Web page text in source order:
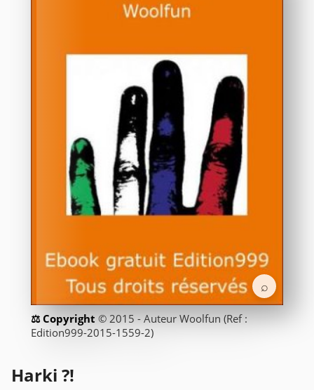
⌕
© 2015 - Auteur Woolfun (Ref :
Edition999-2015-1559-2)
Harki ?!